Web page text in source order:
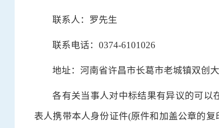
联系人：罗先生
联系电话：0374-6101026
地址：河南省许昌市长葛市老城镇双创
各有关当事人对中标结果有异议的可以
表人携带本人身份证件(原件和加盖公章的